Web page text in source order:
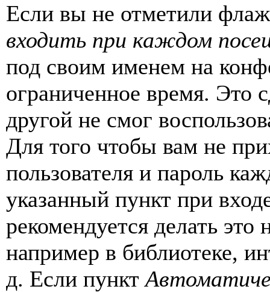
Если вы не отметили
входить при каждом
под своим именем на
ограниченное время. Это
другой не смог
Для того чтобы вам не
пользователя и пароль
указанный пункт при
рекомендуется делать
например в библиотеке,
д. Если пункт